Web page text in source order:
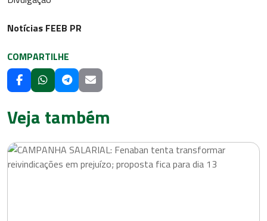
Notícias FEEB PR
COMPARTILHE
Veja também